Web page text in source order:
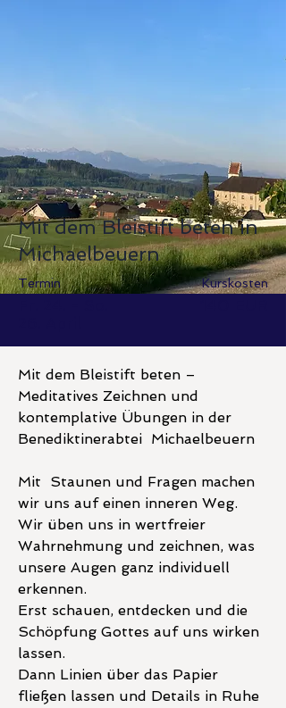
Mit dem Bleistift beten in
Michaelbeuern
Termin Kurskosten
Mit dem Bleistift beten –
Meditatives Zeichnen und
kontemplative Übungen in der
Benediktinerabtei  Michaelbeuern
Mit  Staunen und Fragen machen
wir uns auf einen inneren Weg.
Wir üben uns in wertfreier
Wahrnehmung und zeichnen, was
unsere Augen ganz individuell
erkennen.
Erst schauen, entdecken und die
Schöpfung Gottes auf uns wirken
lassen.
Dann Linien über das Papier
fließen lassen und Details in Ruhe